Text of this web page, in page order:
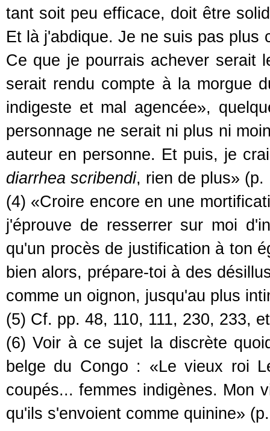
tant soit peu efficace, doit être
Et là j'abdique. Je ne suis pas plus
Ce que je pourrais achever serait
serait rendu compte à la morgue
indigeste et mal agencée»,
personnage ne serait ni plus ni
auteur en personne. Et puis, je
diarrhea scribendi, rien de plus» (p.
(4) «Croire encore en une
j'éprouve de resserrer sur moi
qu'un procès de justification à ton
bien alors, prépare-toi à des
comme un oignon, jusqu'au plus
(5) Cf. pp. 48, 110, 111, 230, 233,
(6) Voir à ce sujet la discrète
belge du Congo : «Le vieux roi
coupés... femmes indigènes. Mon
qu'ils s'envoient comme quinine»